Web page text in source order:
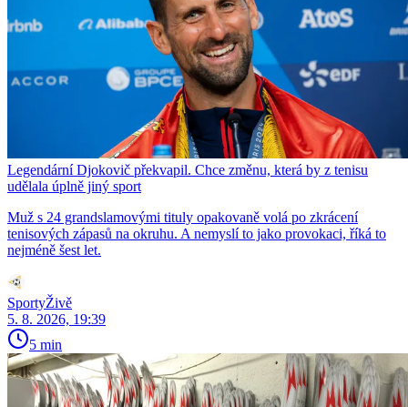
Legendární Djokovič překvapil. Chce změnu, která by z tenisu
udělala úplně jiný sport
Muž s 24 grandslamovými tituly opakovaně volá po zkrácení
tenisových zápasů na okruhu. A nemyslí to jako provokaci, říká to
nejméně šest let.
SportyŽivě
5. 8. 2026, 19:39
5 min